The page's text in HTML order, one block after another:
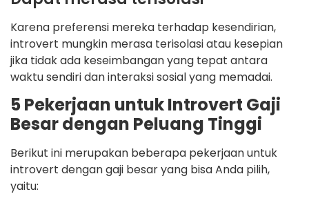
Karena preferensi mereka terhadap kesendirian,
introvert mungkin merasa terisolasi atau kesepian
jika tidak ada keseimbangan yang tepat antara
waktu sendiri dan interaksi sosial yang memadai.
5 Pekerjaan untuk Introvert Gaji
Besar dengan Peluang Tinggi
Berikut ini merupakan beberapa pekerjaan untuk
introvert dengan gaji besar yang bisa Anda pilih,
yaitu: